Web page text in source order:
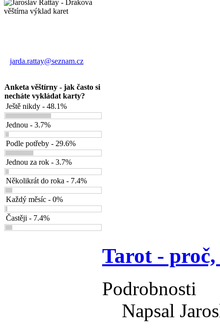
jarda.rattay@seznam.cz
Anketa věštírny - jak často si
necháte vykládat karty?
Ještě nikdy - 48.1%
Jednou - 3.7%
Podle potřeby - 29.6%
Jednou za rok - 3.7%
Několikrát do roka - 7.4%
Každý měsíc - 0%
Častěji - 7.4%
Tarot -
Podrobnosti
Napsal